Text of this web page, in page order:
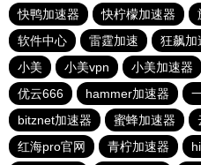
快鸭加速器
快柠檬加速器
软件中心
雷霆加速 狂飙加
小美
小美vpn 小美加速器
优云666
hammer加速器
bitznet加速器
蜜蜂加速器
红海pro官网
青柠加速器